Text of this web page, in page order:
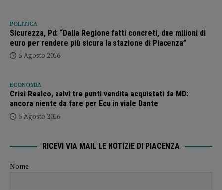
POLITICA
Sicurezza, Pd: “Dalla Regione fatti concreti, due milioni di
euro per rendere più sicura la stazione di Piacenza”
5 Agosto 2026
ECONOMIA
Crisi Realco, salvi tre punti vendita acquistati da MD:
ancora niente da fare per Ecu in viale Dante
5 Agosto 2026
RICEVI VIA MAIL LE NOTIZIE DI PIACENZA
Nome